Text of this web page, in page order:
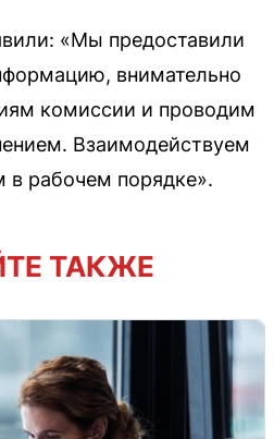
«Мы предоставили
внимательно
комиссии и проводим
Взаимодействуем
в рабочем порядке».
ТАКЖЕ